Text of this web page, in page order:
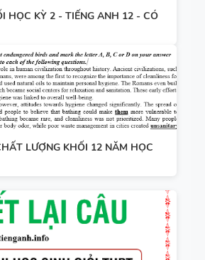
HỌC KỲ 2 - TIẾNG ANH 12 - CÓ
LƯỢNG KHỐI 12 NĂM HỌC